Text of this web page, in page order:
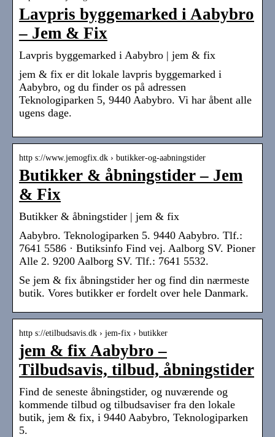
Lavpris byggemarked i Aabybro
– Jem & Fix
Lavpris byggemarked i Aabybro | jem & fix
jem & fix er dit lokale lavpris byggemarked i
Aabybro, og du finder os på adressen
Teknologiparken 5, 9440 Aabybro. Vi har åbent alle
ugens dage.
http s://www.jemogfix.dk › butikker-og-aabningstider
Butikker & åbningstider – Jem
& Fix
Butikker & åbningstider | jem & fix
Aabybro. Teknologiparken 5. 9440 Aabybro. Tlf.:
7641 5586 · Butiksinfo Find vej. Aalborg SV. Pioner
Alle 2. 9200 Aalborg SV. Tlf.: 7641 5532.
Se jem & fix åbningstider her og find din nærmeste
butik. Vores butikker er fordelt over hele Danmark.
http s://etilbudsavis.dk › jem-fix › butikker
jem & fix Aabybro –
Tilbudsavis, tilbud, åbningstider
Find de seneste åbningstider, og nuværende og
kommende tilbud og tilbudsaviser fra den lokale
butik, jem & fix, i 9440 Aabybro, Teknologiparken
5.